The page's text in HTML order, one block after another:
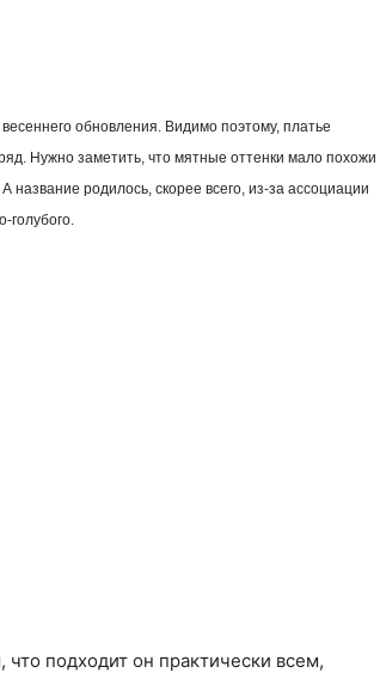
обновления. Видимо поэтому, платье
Нужно заметить, что мятные оттенки мало похожи
родилось, скорее всего, из-за ассоциации
голубого.
что подходит он практически всем,